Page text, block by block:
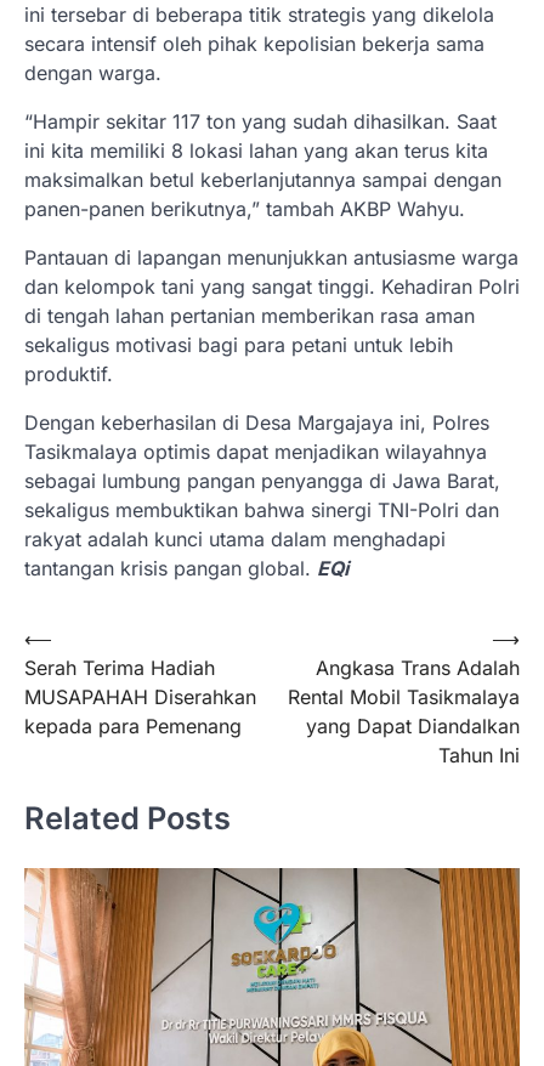
ini tersebar di beberapa titik strategis yang dikelola
secara intensif oleh pihak kepolisian bekerja sama
dengan warga.
“Hampir sekitar 117 ton yang sudah dihasilkan. Saat
ini kita memiliki 8 lokasi lahan yang akan terus kita
maksimalkan betul keberlanjutannya sampai dengan
panen-panen berikutnya,” tambah AKBP Wahyu.
Pantauan di lapangan menunjukkan antusiasme warga
dan kelompok tani yang sangat tinggi. Kehadiran Polri
di tengah lahan pertanian memberikan rasa aman
sekaligus motivasi bagi para petani untuk lebih
produktif.
Dengan keberhasilan di Desa Margajaya ini, Polres
Tasikmalaya optimis dapat menjadikan wilayahnya
sebagai lumbung pangan penyangga di Jawa Barat,
sekaligus membuktikan bahwa sinergi TNI-Polri dan
rakyat adalah kunci utama dalam menghadapi
tantangan krisis pangan global. EQi
Navigasi
pos
⟵
Serah Terima Hadiah
MUSAPAHAH Diserahkan
kepada para Pemenang
Angkasa Trans Adalah
Rental Mobil Tasikmalaya
yang Dapat Diandalkan
Tahun Ini
⟶
Related Posts